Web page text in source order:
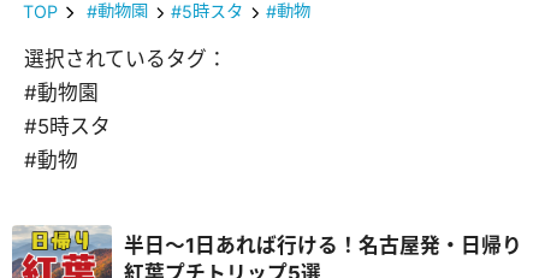
TOP #動物園 #5時スタ #動物
選択されているタグ：
#動物園
#5時スタ
#動物
半日～1日あれば行ける！名古屋発・日帰り
紅葉プチトリップ5選